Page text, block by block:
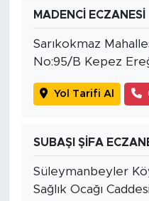
MADENCİ ECZANESİ
Sarıkokmaz
No:95/B Kepez
Yol Tarifi Al
SUBAŞI ŞİFA
Süleymanbeyler
Sağlık Ocağı